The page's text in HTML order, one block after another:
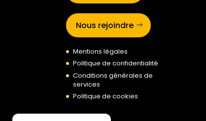
Nous rejoindre
Mentions légales
Politique de confidentialité
Conditions générales de
services
Politique de cookies